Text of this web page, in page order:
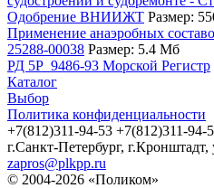
Одобрение ВНИИЖТ Размер:
Применение анаэробных
25288-00038 Размер: 5.4 Мб
РД 5Р_9486-93 Морской Регистр
Каталог
Выбор
Политика конфиденциальности
+7(812)311-94-53 +7(812)311-94-
г.Санкт-Петербург,
zapros@plkpp.ru
© 2004-2026 «Поликом»